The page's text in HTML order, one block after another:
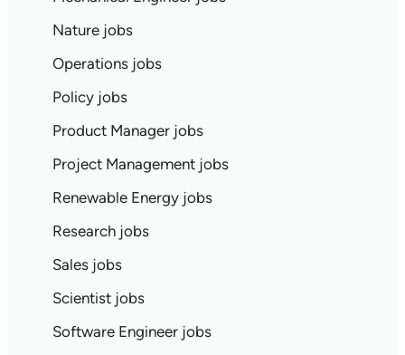
Nature jobs
Operations jobs
Policy jobs
Product Manager jobs
Project Management jobs
Renewable Energy jobs
Research jobs
Sales jobs
Scientist jobs
Software Engineer jobs